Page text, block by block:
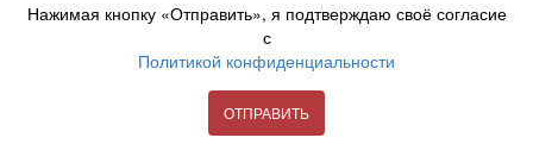
Нажимая кнопку «Отправить», я подтверждаю своё согласие
с
Политикой конфиденциальности
ОТПРАВИТЬ